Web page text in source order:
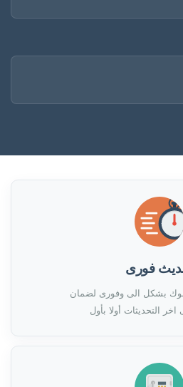
فورى
بشكل الى وفورى لضمان
التحديثات أولا بأول